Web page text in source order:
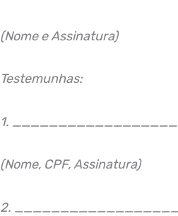
(Nome e Assinatura)
Testemunhas:
1.
(Nome, CPF, Assinatura)
2.